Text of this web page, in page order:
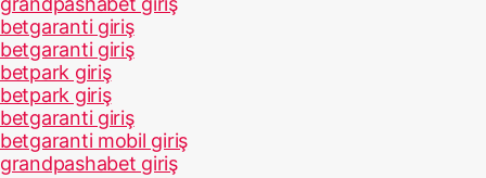
betgaranti giriş
betgaranti giriş
betpark giriş
betpark giriş
betgaranti giriş
betgaranti mobil giriş
grandpashabet giriş